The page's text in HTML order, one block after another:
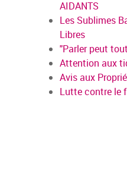
AIDANTS
Les Sublimes
Libres
"Parler peut
Attention aux
Avis aux
Lutte contre le